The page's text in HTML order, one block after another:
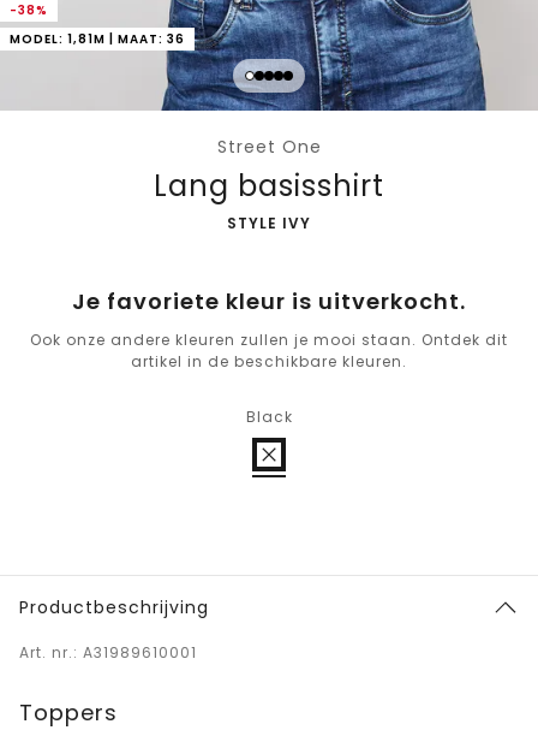
-38%
MODEL: 1,81M | MAAT: 36
Street One
Lang basisshirt
-
STYLE IVY
Je favoriete kleur is uitverkocht.
Ook onze andere kleuren zullen je mooi staan. Ontdek dit
artikel in de beschikbare kleuren.
Black
Productbeschrijving
Art. nr.: A31989610001
Toppers